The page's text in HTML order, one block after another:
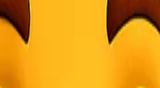
spesial bertajuk “Banjir Untung”.
promo ini juga menjadi solusi
untuk berbagai rute pengiriman.